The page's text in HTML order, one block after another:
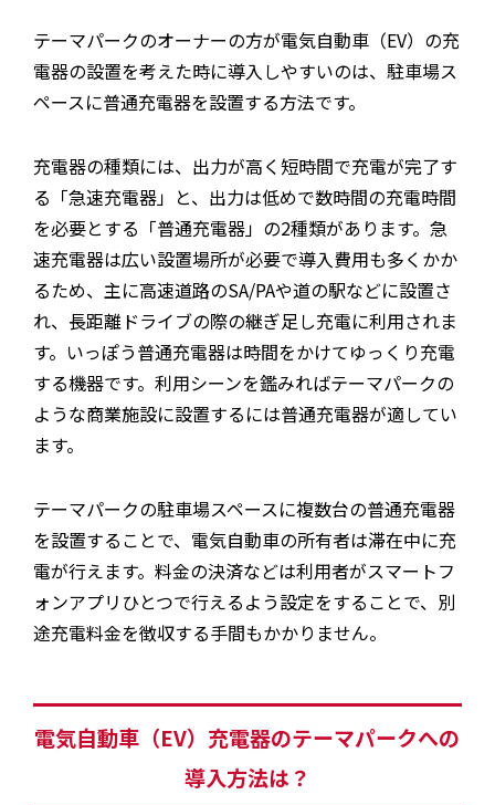
テーマパークのオーナーの方が電気自動車（EV）の充
電器の設置を考えた時に導入しやすいのは、駐車場ス
ペースに普通充電器を設置する方法です。
充電器の種類には、出力が高く短時間で充電が完了す
る「急速充電器」と、出力は低めで数時間の充電時間
を必要とする「普通充電器」の2種類があります。急
速充電器は広い設置場所が必要で導入費用も多くかか
るため、主に高速道路のSA/PAや道の駅などに設置さ
れ、長距離ドライブの際の継ぎ足し充電に利用されま
す。いっぽう普通充電器は時間をかけてゆっくり充電
する機器です。利用シーンを鑑みればテーマパークの
ような商業施設に設置するには普通充電器が適してい
ます。
テーマパークの駐車場スペースに複数台の普通充電器
を設置することで、電気自動車の所有者は滞在中に充
電が行えます。料金の決済などは利用者がスマートフ
ォンアプリひとつで行えるよう設定をすることで、別
途充電料金を徴収する手間もかかりません。
電気自動車（EV）充電器のテーマパークへの
導入方法は？